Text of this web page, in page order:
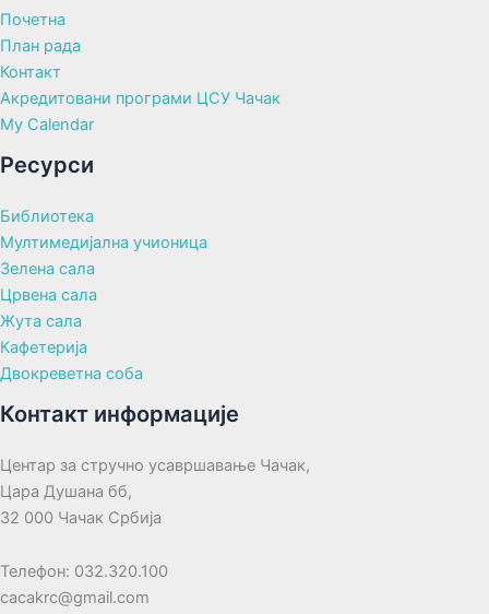
Почетна
План рада
Контакт
Акредитовани програми ЦСУ Чачак
My Calendar
Ресурси
Библиотека
Мултимедијална учионица
Зелена сала
Црвена сала
Жута сала
Кафетерија
Двокреветна соба
Контакт информације
Центар за стручно усавршавање Чачак,
Цара Душана бб,
32 000 Чачак Србија
Телефон: 032.320.100
cacakrc@gmail.com